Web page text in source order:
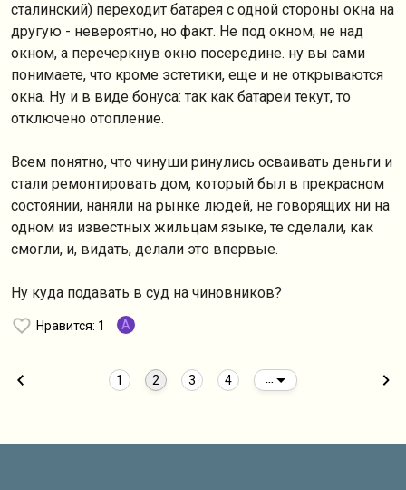
сталинский) переходит батарея с одной стороны окна на
другую - невероятно, но факт. Не под окном, не над
окном, а перечеркнув окно посередине. ну вы сами
понимаете, что кроме эстетики, еще и не открываются
окна. Ну и в виде бонуса: так как батареи текут, то
отключено отопление.
Всем понятно, что чинуши ринулись осваивать деньги и
стали ремонтировать дом, который был в прекрасном
состоянии, наняли на рынке людей, не говорящих ни на
одном из известных жильцам языке, те сделали, как
смогли, и, видать, делали это впервые.
Ну куда подавать в суд на чиновников?
Нравится: 1 A
1 2 3 4